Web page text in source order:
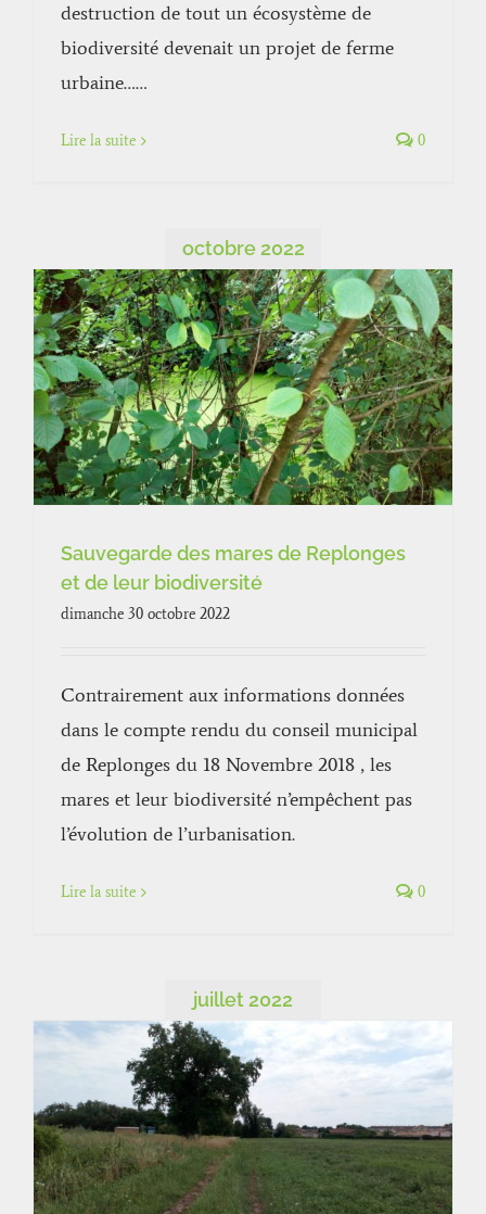
destruction de tout un écosystème de
biodiversité devenait un projet de ferme
urbaine……
Lire la suite 0
octobre 2022
Sauvegarde des mares de Replonges
et de leur biodiversité
dimanche 30 octobre 2022
Contrairement aux informations données
dans le compte rendu du conseil municipal
de Replonges du 18 Novembre 2018 , les
mares et leur biodiversité n’empêchent pas
l’évolution de l’urbanisation.
Lire la suite 0
juillet 2022